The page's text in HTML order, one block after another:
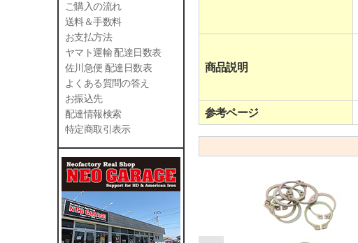
ご購入の流れ
送料＆手数料
お支払方法
ヤマト運輸 配達日数表
佐川急便 配達日数表
よくある質問の答え
お振込先
配達情報検索
特定商取引表示
商品説明
参考ページ